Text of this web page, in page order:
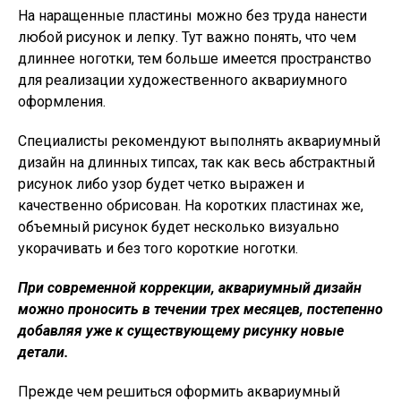
На наращенные пластины можно без труда нанести
любой рисунок и лепку. Тут важно понять, что чем
длиннее ноготки, тем больше имеется пространство
для реализации художественного аквариумного
оформления.
Специалисты рекомендуют выполнять аквариумный
дизайн на длинных типсах, так как весь абстрактный
рисунок либо узор будет четко выражен и
качественно обрисован. На коротких пластинах же,
объемный рисунок будет несколько визуально
укорачивать и без того короткие ноготки.
При современной коррекции, аквариумный дизайн
можно проносить в течении трех месяцев, постепенно
добавляя уже к существующему рисунку новые
детали.
Прежде чем решиться оформить аквариумный